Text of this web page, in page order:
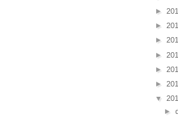
►
►
►
►
►
►
▼
►